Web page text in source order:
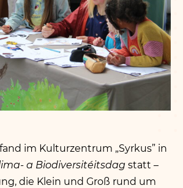
fand im Kulturzentrum „Syrkus” in
a Biodiversitéitsdag statt –
die Klein und Groß rund um